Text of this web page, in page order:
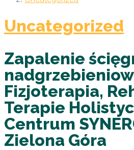
Uncategorized
Zapalenie
Fizjoterapia,
Terapie
Centrum
Zielona Góra